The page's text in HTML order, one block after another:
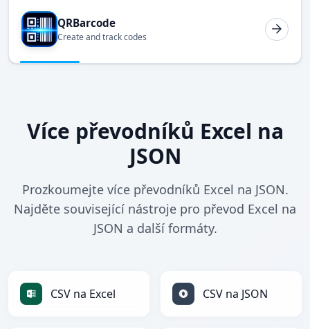
QRBarcode
Create and track codes
Více převodníků Excel na
JSON
Prozkoumejte více převodníků Excel na JSON.
Najděte související nástroje pro převod Excel na
JSON a další formáty.
CSV na Excel CSV na JSON